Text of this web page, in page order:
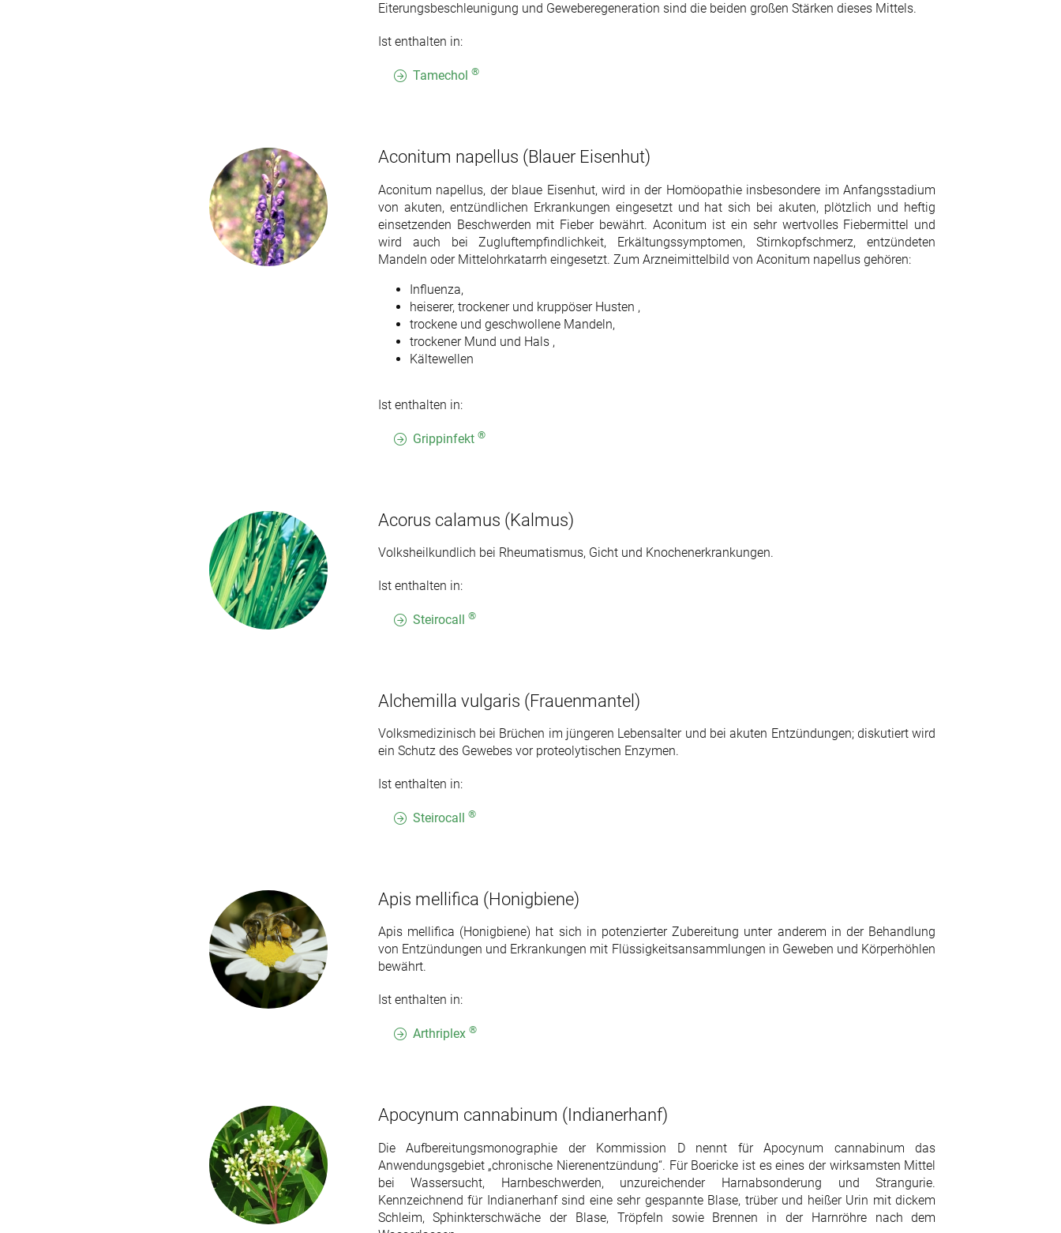
Eiterungsbeschleunigung und Geweberegeneration sind die beiden großen Stärken dieses Mittels.
Ist enthalten in:
Tamechol ®
Aconitum napellus (Blauer Eisenhut)
Aconitum napellus, der blaue Eisenhut, wird in der Homöopathie insbesondere im Anfangsstadium
von akuten, entzündlichen Erkrankungen eingesetzt und hat sich bei akuten, plötzlich und heftig
einsetzenden Beschwerden mit Fieber bewährt. Aconitum ist ein sehr wertvolles Fiebermittel und
wird auch bei Zugluftempfindlichkeit, Erkältungssymptomen, Stirnkopfschmerz, entzündeten
Mandeln oder Mittelohrkatarrh eingesetzt. Zum Arzneimittelbild von Aconitum napellus gehören:
Influenza,
heiserer, trockener und kruppöser Husten ,
trockene und geschwollene Mandeln,
trockener Mund und Hals ,
Kältewellen
Ist enthalten in:
Grippinfekt ®
Acorus calamus (Kalmus)
Volksheilkundlich bei Rheumatismus, Gicht und Knochenerkrankungen.
Ist enthalten in:
Steirocall ®
Alchemilla vulgaris (Frauenmantel)
Volksmedizinisch bei Brüchen im jüngeren Lebensalter und bei akuten Entzündungen; diskutiert wird
ein Schutz des Gewebes vor proteolytischen Enzymen.
Ist enthalten in:
Steirocall ®
Apis mellifica (Honigbiene)
Apis mellifica (Honigbiene) hat sich in potenzierter Zubereitung unter anderem in der Behandlung
von Entzündungen und Erkrankungen mit Flüssigkeitsansammlungen in Geweben und Körperhöhlen
bewährt.
Ist enthalten in:
Arthriplex ®
Apocynum cannabinum (Indianerhanf)
Die Aufbereitungsmonographie der Kommission D nennt für Apocynum cannabinum das
Anwendungsgebiet „chronische Nierenentzündung“. Für Boericke ist es eines der wirksamsten Mittel
bei Wassersucht, Harnbeschwerden, unzureichender Harnabsonderung und Strangurie.
Kennzeichnend für Indianerhanf sind eine sehr gespannte Blase, trüber und heißer Urin mit dickem
Schleim, Sphinkterschwäche der Blase, Tröpfeln sowie Brennen in der Harnröhre nach dem